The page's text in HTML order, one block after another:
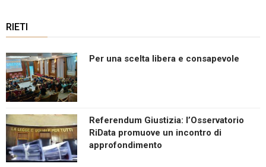
RIETI
Per una scelta libera e consapevole
Referendum Giustizia: l’Osservatorio
RiData promuove un incontro di
approfondimento